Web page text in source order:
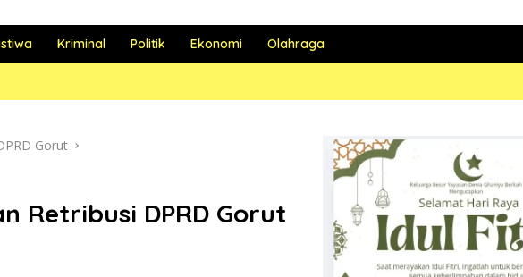
Kriminal Politik Ekonomi Olahraga
Gorut
Retribusi DPRD Gorut